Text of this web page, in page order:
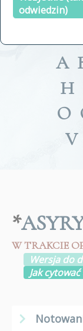
odwiedzin)
A
H
O
V
*
W TRAKCIE
Wersja do
Jak